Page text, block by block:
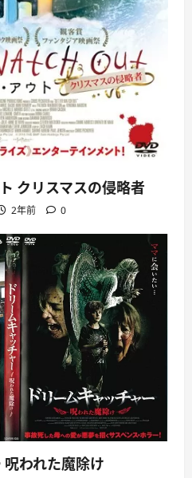
ト クリスマスの侵略者
2年前 0
呪われた魔除け